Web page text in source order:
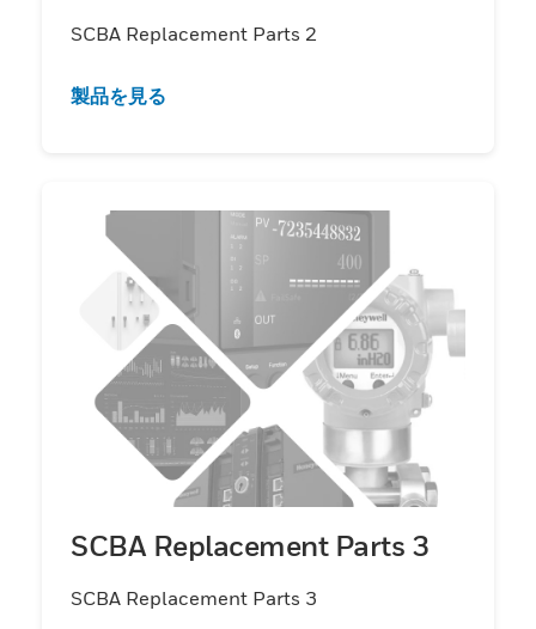
SCBA Replacement Parts 2
製品を見る
SCBA Replacement Parts 3
SCBA Replacement Parts 3